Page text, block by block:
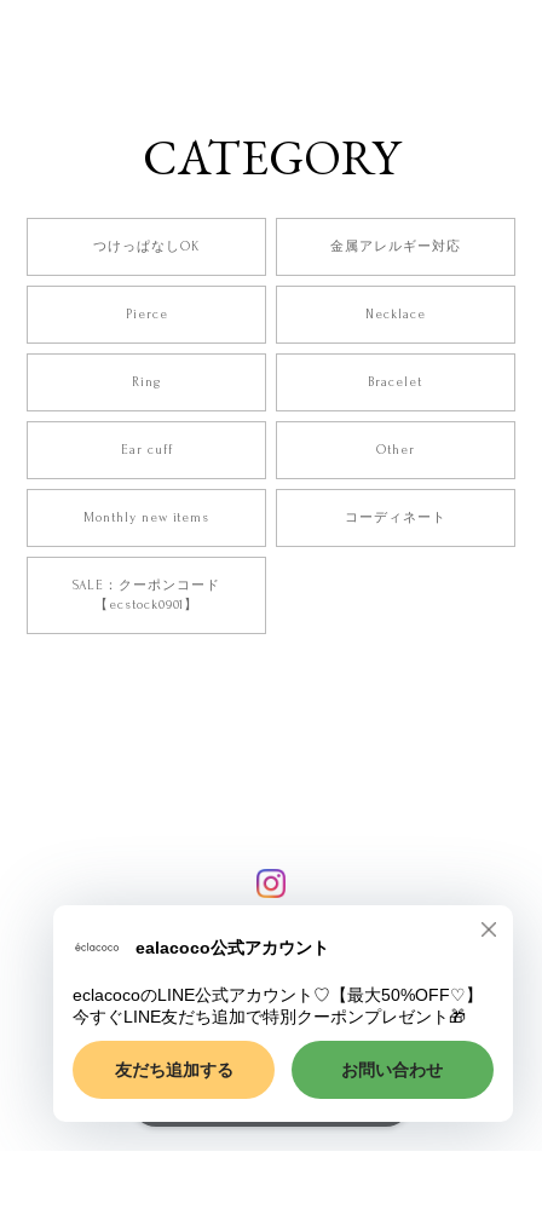
CATEGORY
つけっぱなしOK 金属アレルギー対応
Pierce Necklace
Ring Bracelet
Ear cuff Other
Monthly new items コーディネート
SALE：クーポンコード
【ecstock0901】
プライバシーポリシー
特定商取引法に基づく表記
COPYRIGHT © eclacoco
ショップに質問する